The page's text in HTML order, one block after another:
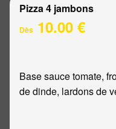
Pizza 4 jambons
Dès 10.00 €
Base sauce tomate,
de dinde, lardons de